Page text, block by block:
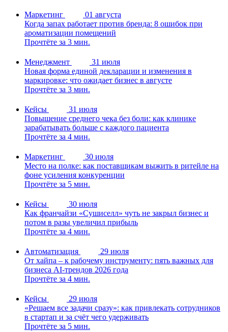
Маркетинг
01 августа
Когда запах работает против бренда: 8 ошибок при
ароматизации помещений
Прочтёте за 3 мин.
Менеджмент
31 июля
Новая форма единой декларации и изменения в
маркировке: что ожидает бизнес в августе
Прочтёте за 3 мин.
Кейсы
31 июля
Повышение среднего чека без боли: как клинике
зарабатывать больше с каждого пациента
Прочтёте за 4 мин.
Маркетинг
30 июля
Место на полке: как поставщикам выжить в ритейле на
фоне усиления конкуренции
Прочтёте за 5 мин.
Кейсы
30 июля
Как франчайзи «Сушиселл» чуть не закрыл бизнес и
потом в разы увеличил прибыль
Прочтёте за 4 мин.
Автоматизация
29 июля
От хайпа – к рабочему инструменту: пять важных для
бизнеса AI-трендов 2026 года
Прочтёте за 4 мин.
Кейсы
29 июля
«Решаем все задачи сразу»: как привлекать сотрудников
в стартап и за счёт чего удерживать
Прочтёте за 5 мин.